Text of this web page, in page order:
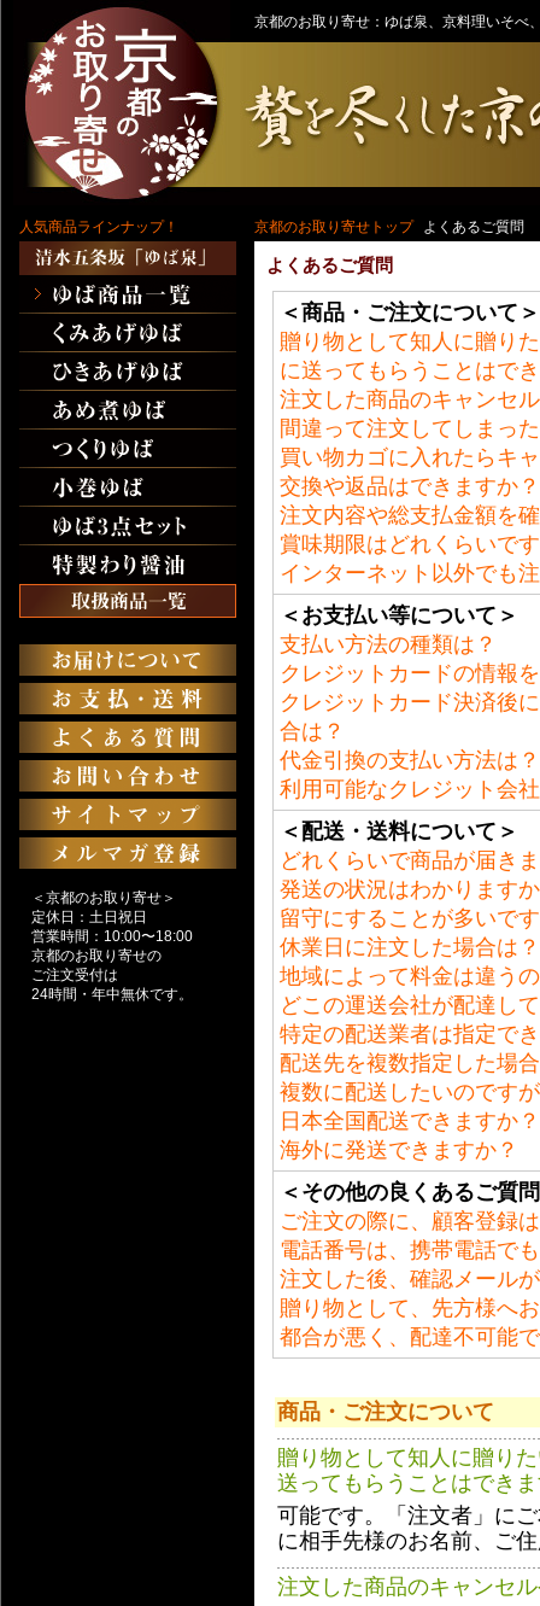
京都のお取り寄せ：ゆば泉、京料理いそべ
京都のお取り寄せトップ よくあるご質問
よくあるご質問
＜商品・ご注文について＞
贈り物として知人に贈り
に送ってもらうことはで
注文した商品のキャンセ
間違って注文してしまっ
買い物カゴに入れたらキ
交換や返品はできますか？
注文内容や総支払金額を
賞味期限はどれくらいで
インターネット以外でも
＜お支払い等について＞
支払い方法の種類は？
クレジットカードの情報
クレジットカード決済後
合は？
代金引換の支払い方法は？
利用可能なクレジット会
＜配送・送料について＞
どれくらいで商品が届き
発送の状況はわかります
留守にすることが多いで
休業日に注文した場合は？
地域によって料金は違う
どこの運送会社が配達し
特定の配送業者は指定で
配送先を複数指定した場
複数に配送したいのです
日本全国配送できますか？
海外に発送できますか？
＜その他の良くあるご質
ご注文の際に、顧客登録
電話番号は、携帯電話で
注文した後、確認メール
贈り物として、先方様へ
都合が悪く、配達不可能
商品・ご注文について
贈り物として知人に贈り
送ってもらうことはでき
可能です。「注文者」に
に相手先様のお名前、ご
注文した商品のキャンセ
人気商品ラインナップ！
＜京都のお取り寄せ＞
定休日：土日祝日
営業時間：10:00〜18:00
京都のお取り寄せの
ご注文受付は
24時間・年中無休です。